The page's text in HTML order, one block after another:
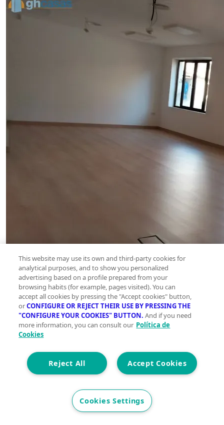
This website may use its own and third-party cookies for
analytical purposes, and to show you personalized
advertising based on a profile prepared from your
browsing habits (for example, pages visited). You can
accept all cookies by pressing the "Accept cookies" button,
orCONFIGURE OR REJECT THEIR USE BY PRESSING THE
"CONFIGURE YOUR COOKIES" BUTTON. And if you need
more information, you can consult our Política de
Cookies
Accept Cookies
Reject All
Cookies Settings